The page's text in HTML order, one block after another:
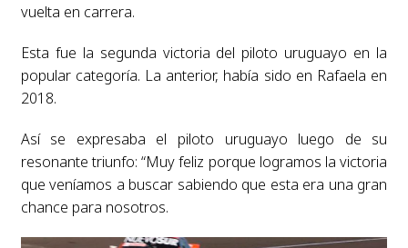
vuelta en carrera.
Esta fue la segunda victoria del piloto uruguayo en la
popular categoría. La anterior, había sido en Rafaela en
2018.
Así se expresaba el piloto uruguayo luego de su
resonante triunfo: “Muy feliz porque logramos la victoria
que veníamos a buscar sabiendo que esta era una gran
chance para nosotros.